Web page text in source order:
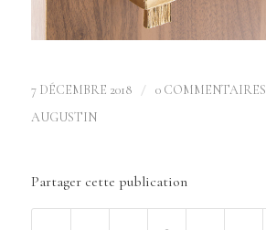
7 DÉCEMBRE 2018 / 0 COMMENTAIRES
AUGUSTIN
Partager cette publication